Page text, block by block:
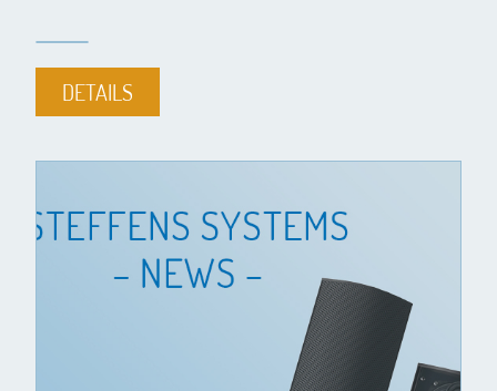
DETAILS